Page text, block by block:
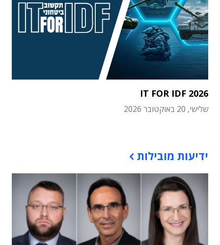
IT FOR IDF 2026
שלישי, 20 באוקטובר 2026
ידיעות מובילות